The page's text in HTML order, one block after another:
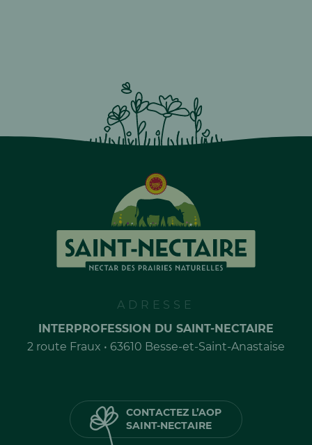
ADRESSE
INTERPROFESSION DU SAINT-NECTAIRE
2 route Fraux • 63610 Besse-et-Saint-Anastaise
CONTACTEZ L’AOP
SAINT-NECTAIRE